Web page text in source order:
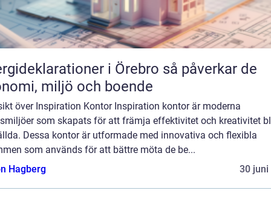
i Örebro så påverkar de
miljö och boende
över Inspiration Kontor Inspiration kontor är moderna
som skapats för att främja effektivitet och kreativitet
Dessa kontor är utformade med innovativa och flexibla
som används för att bättre möta de be...
Hagberg
30 juni